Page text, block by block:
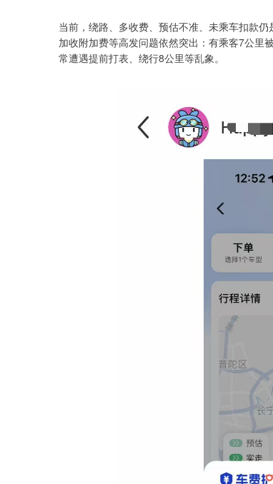
当前，绕路、多收费、预估不准、未乘车扣款
加收附加费等高发问题依然突出：有乘客7公里
常遭遇提前打表、绕行8公里等乱象。